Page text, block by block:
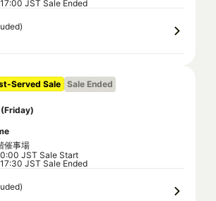
JST Sale Ended
Served Sale
Sale Ended
(Friday)
催事場
JST Sale Start
JST Sale Ended